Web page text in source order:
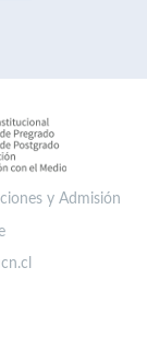
y Admisión